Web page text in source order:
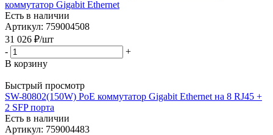
коммутатор Gigabit Ethernet
Есть в наличии
Артикул: 759004508
31 026 ₽/шт
-
+
В корзину
Быстрый просмотр
SW-80802(150W) PoE коммутатор Gigabit Ethernet на 8 RJ45 +
2 SFP порта
Есть в наличии
Артикул: 759004483